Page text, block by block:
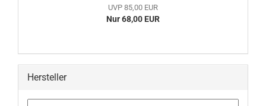
UVP 85,00 EUR
Nur 68,00 EUR
Hersteller